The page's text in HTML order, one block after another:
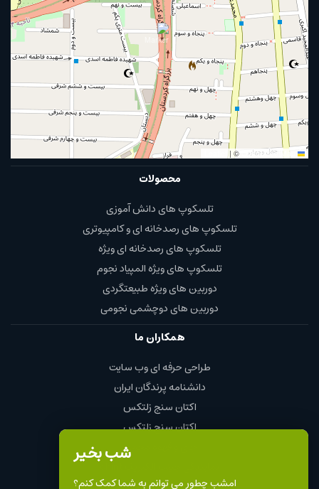
شب بخیر
امشب چطور می توانم به شما کمک کنم؟
| © OpenStreetMap
محصولات
تلسکوپ های دانش آموزی
تلسکوپ های رصدخانه ای و کامپیوتری
تلسکوپ های رصدخانه ای ویژه
تلسکوپ های ویژه المپیاد نجوم
دوربین های ویژه طبیعتگردی
دوربین های دوچشمی نجومی
همکاران ما
طراحی حرفه ای وب سایت
دانشنامه پرندگان ایران
اکتان سنج زلتکس
اکتان سنج زلتکس
چای و قهوه محمود